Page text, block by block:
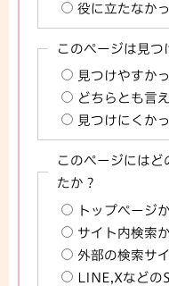
役に立たなか
このページは見つ
見つけやすか
どちらとも言
見つけにくか
このページにはど
たか？
トップページ
サイト内検索
外部の検索サ
LINE,Xなどの